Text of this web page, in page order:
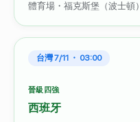
體育場・福克斯堡（波士頓）
台灣 7/11 ・ 03:00
晉級四強
西班牙